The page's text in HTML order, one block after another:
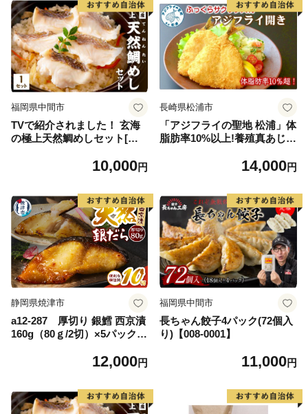
福岡県中間市
TVで紹介されました！ 玄海
の極上天然鯛めしセット[鯛
だし]【010-0001】10,000円
長崎県松浦市
「アジフライの聖地 松浦」体
脂肪率10%以上!養殖真あじの
ライ開き( あじ アジ 鯵 聖地
かず )【B4-138】
14,000円
静岡県焼津市
a12-287 厚切り 銀鱈 西京漬
160g（80ｇ/2切）×5パック
12,000円
福岡県中間市
長ちゃん餃子4パック(72個入
り)【008-0001】
11,000円